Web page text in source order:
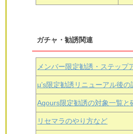
ガチャ・勧誘関連
メンバー限定勧誘・ステップ
μ’s限定勧誘リニューアル後
Aqours限定勧誘の対象一覧と
リセマラのやり方など